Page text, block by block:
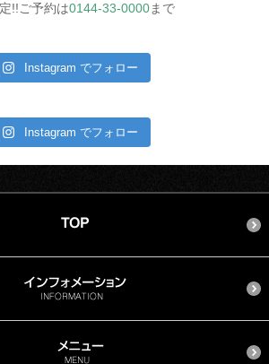
!!ご予約は0144-33-0000まで
Instagram でフォロー
Instagram でフォロー